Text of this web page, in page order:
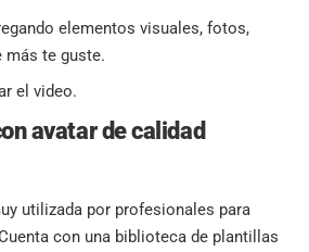
elementos visuales, fotos,
te guste.
el video.
avatar de calidad
utilizada por profesionales para
con una biblioteca de plantillas